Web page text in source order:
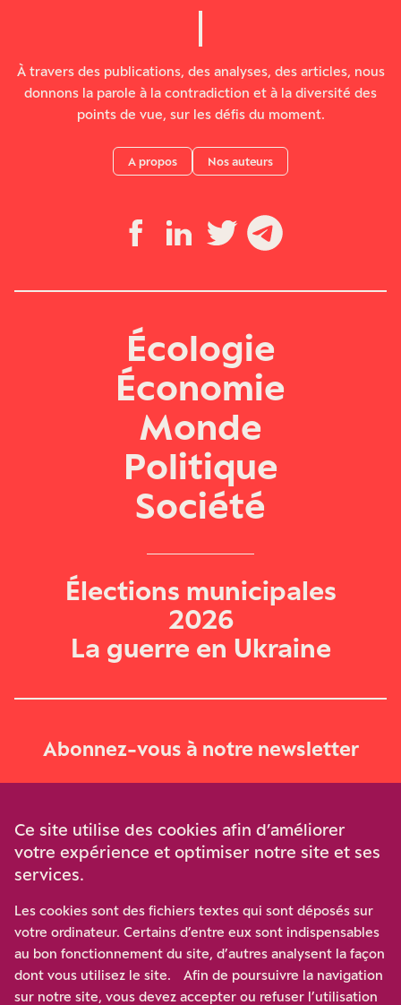
À travers des publications, des analyses, des articles, nous
donnons la parole à la contradiction et à la diversité des
points de vue, sur les défis du moment.
A propos Nos auteurs
Écologie
Économie
Monde
Politique
Société
Élections municipales
2026
La guerre en Ukraine
Abonnez-vous à notre newsletter
Participez à notre effort pour conforter la démocratie en
luttant contre l’ascension aux extrêmes, et la
disqualification de l’adversaire, en promouvant la
confrontation des idées et des opinions.
Ce site utilise des cookies afin d’améliorer
votre expérience et optimiser notre site et ses
services.
Les cookies sont des fichiers textes qui sont déposés sur
votre ordinateur. Certains d’entre eux sont indispensables
au bon fonctionnement du site, d’autres analysent la façon
dont vous utilisez le site. Afin de poursuivre la navigation
sur notre site, vous devez accepter ou refuser l’utilisation